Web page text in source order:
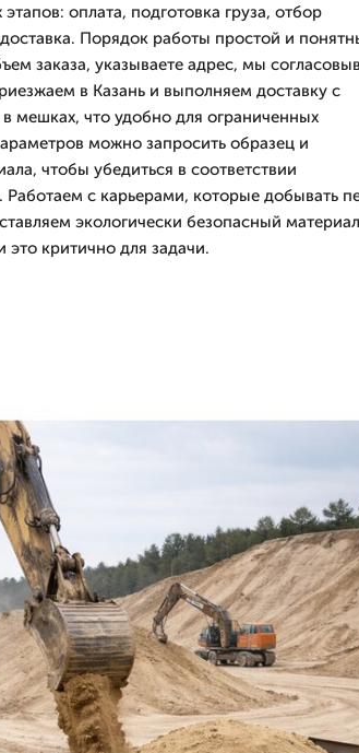
оплата, подготовка груза, отбор
Порядок работы простой и
заказа, указываете адрес, мы
в Казань и выполняем доставку с
мешках, что удобно для ограниченных
можно запросить образец и
чтобы убедиться в соответствии
Работаем с карьерами, которые добывать
экологически безопасный
критично для задачи.